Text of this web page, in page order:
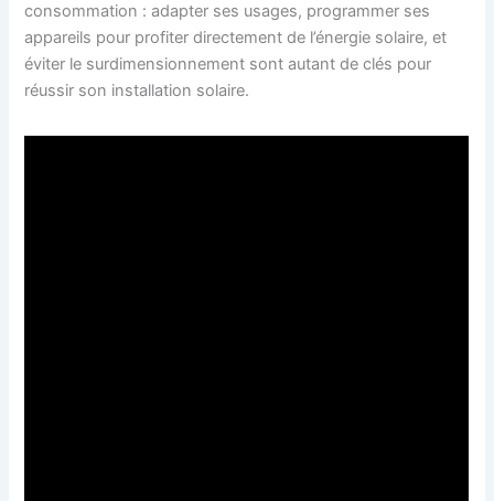
consommation : adapter ses usages, programmer ses
appareils pour profiter directement de l’énergie solaire, et
éviter le surdimensionnement sont autant de clés pour
réussir son installation solaire.